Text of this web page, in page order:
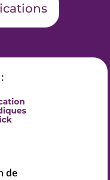
de